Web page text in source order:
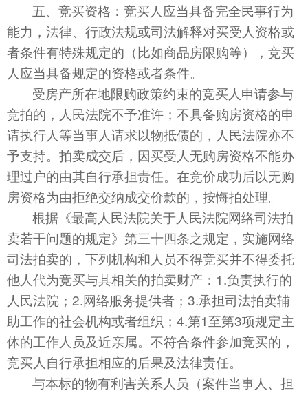
五、 竞买资格：竞买人应当具备完全民事行为
能力，法律、行政法规或司法解释对买受人资格或
者条件有特殊规定的（比如商品房限购等），竞买
人应当具备规定的资格或者条件。
受房产所在地限购政策约束的竞买人申请参与
竞拍的，人民法院不予准许；不具备购房资格的申
请执行人等当事人请求以物抵债的，人民法院亦不
予支持。拍卖成交后，因买受人无购房资格不能办
理过户的由其自行承担责任。在竞价成功后以无购
房资格为由拒绝交纳成交价款的，按悔拍处理。
根据《最高人民法院关于人民法院网络司法拍
卖若干问题的规定》第三十四条之规定，实施网络
司法拍卖的，下列机构和人员不得竞买并不得委托
他人代为竞买与其相关的拍卖财产：1.负责执行的
人民法院；2.网络服务提供者；3.承担司法拍卖辅
助工作的社会机构或者组织；4.第1至第3项规定主
体的工作人员及近亲属。不符合条件参加竞买的，
竞买人自行承担相应的后果及法律责任。
与本标的物有利害关系人员（案件当事人、担